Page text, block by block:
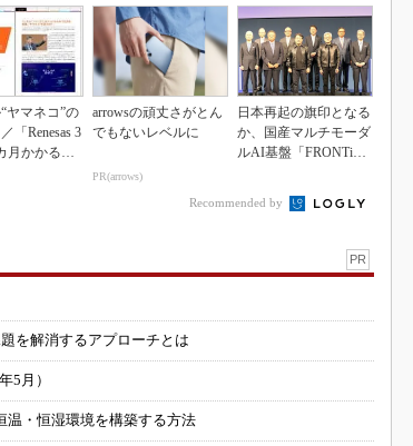
ヤマネコ”の
「Renesas 3
月かかる作
arrowsの頑丈さがとん
でもないレベルに
PR(arrows)
日本再起の旗印となる
か、国産マルチモーダ
ルAI基盤「FRONTi
Recommended by
PR
を解消するアプローチとは
5月）
温・恒湿環境を構築する方法